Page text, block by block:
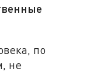
по
не